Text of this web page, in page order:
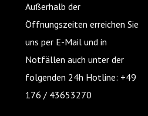
Außerhalb der
Öffnungszeiten erreichen Sie
uns per E-Mail und in
Notfällen auch unter der
folgenden 24h Hotline: +49
176 / 43653270